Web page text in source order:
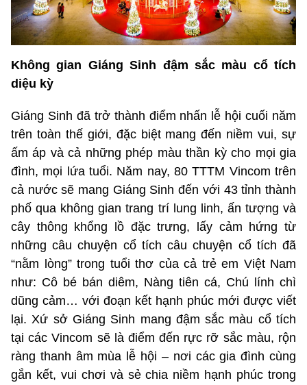
Không gian Giáng Sinh đậm sắc màu cổ tích
diệu kỳ
Giáng Sinh đã trở thành điểm nhấn lễ hội cuối năm
trên toàn thế giới, đặc biệt mang đến niềm vui, sự
ấm áp và cả những phép màu thần kỳ cho mọi gia
đình, mọi lứa tuổi. Năm nay, 80 TTTM Vincom trên
cả nước sẽ mang Giáng Sinh đến với 43 tỉnh thành
phố qua không gian trang trí lung linh, ấn tượng và
cây thông khổng lồ đặc trưng, lấy cảm hứng từ
những câu chuyện cổ tích câu chuyện cổ tích đã
“nằm lòng” trong tuổi thơ của cả trẻ em Việt Nam
như: Cô bé bán diêm, Nàng tiên cá, Chú lính chì
dũng cảm… với đoạn kết hạnh phúc mới được viết
lại. Xứ sở Giáng Sinh mang đậm sắc màu cổ tích
tại các Vincom sẽ là điểm đến rực rỡ sắc màu, rộn
ràng thanh âm mùa lễ hội – nơi các gia đình cùng
gắn kết, vui chơi và sẻ chia niềm hạnh phúc trong